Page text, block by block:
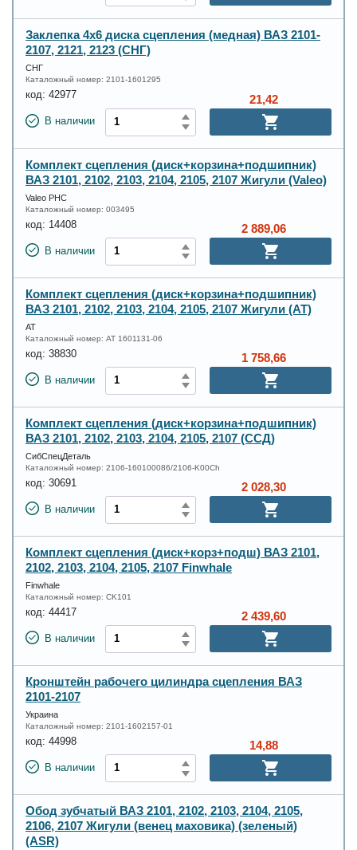
Заклепка 4х6 диска сцепления (медная) ВАЗ 2101-
2107, 2121, 2123 (СНГ)
СНГ
Каталожный номер: 2101-1601295
код: 42977
В наличии
21,42
Комплект сцепления (диск+корзина+подшипник)
ВАЗ 2101, 2102, 2103, 2104, 2105, 2107 Жигули (Valeo)
Valeo PHC
Каталожный номер: 003495
код: 14408
В наличии
2 889,06
Комплект сцепления (диск+корзина+подшипник)
ВАЗ 2101, 2102, 2103, 2104, 2105, 2107 Жигули (АТ)
АТ
Каталожный номер: AT 1601131-06
код: 38830
В наличии
1 758,66
Комплект сцепления (диск+корзина+подшипник)
ВАЗ 2101, 2102, 2103, 2104, 2105, 2107 (ССД)
СибСпецДеталь
Каталожный номер: 2106-160100086/2106-K00Ch
код: 30691
В наличии
2 028,30
Комплект сцепления (диск+корз+подш) ВАЗ 2101,
2102, 2103, 2104, 2105, 2107 Finwhale
Finwhale
Каталожный номер: CK101
код: 44417
В наличии
2 439,60
Кронштейн рабочего цилиндра сцепления ВАЗ
2101-2107
Украина
Каталожный номер: 2101-1602157-01
код: 44998
В наличии
14,88
Обод зубчатый ВАЗ 2101, 2102, 2103, 2104, 2105,
2106, 2107 Жигули (венец маховика) (зеленый)
(ASR)